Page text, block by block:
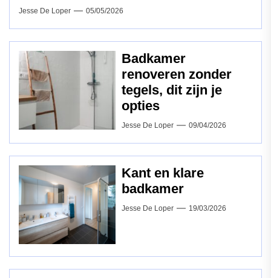
Jesse De Loper 05/05/2026
Badkamer
renoveren zonder
tegels, dit zijn je
opties
Jesse De Loper 09/04/2026
Kant en klare
badkamer
Jesse De Loper 19/03/2026